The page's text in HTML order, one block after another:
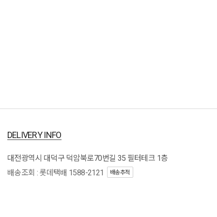
DELIVERY INFO
대전광역시 대덕구 덕암북로70번길 35 필터테크 1층
배송조회 : 롯데택배 1588-2121
배송추적